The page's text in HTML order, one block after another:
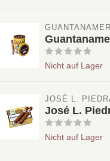
Nicht auf Lager
JOSÉ L.
José L.
Nicht auf Lager